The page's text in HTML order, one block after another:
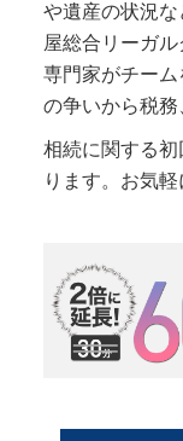
や遺産の状況
屋総合リーガ
専門家がチー
の争いから税務
相続に関する
ります。お気軽